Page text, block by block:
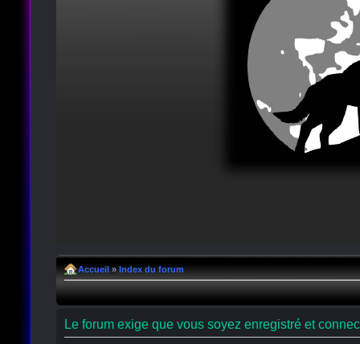
Accueil » Index du forum
Le forum exige que vous soyez enregistré et